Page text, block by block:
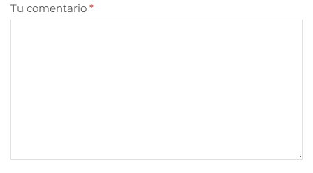
Tu comentario *